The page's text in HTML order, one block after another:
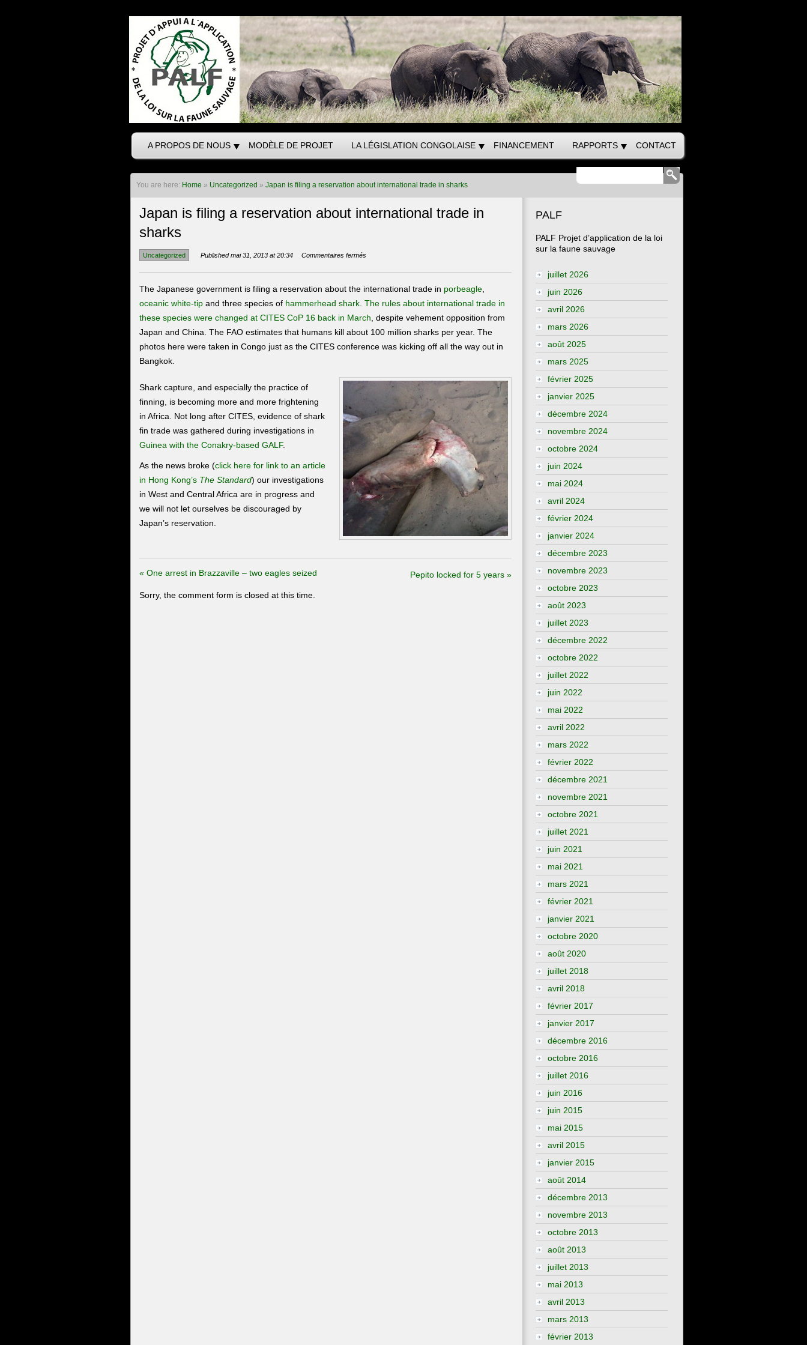
A PROPOS DE NOUS MODÈLE DE PROJET LA LÉGISLATION CONGOLAISE FINANCEMENT RAPPORTS CONTACT
You are here: Home » Uncategorized » Japan is filing a reservation about international trade in sharks
Japan is filing a reservation about international trade in
sharks
Uncategorized Published mai 31, 2013 at 20:34 Commentaires ferméssur
is
filing
reservation
about
international
in
The Japanese government is filing a reservation about the international trade in porbeagle,
oceanic white-tipand three species of hammerhead shark. The rules about international trade in
these species were changed at CITES CoP 16 back in March , despite vehement opposition from
Japan and China. The FAO estimates that humans kill about 100 million sharks per year. The
photos here were taken in Congo just as the CITES conference was kicking off all the way out in
Bangkok.
Shark capture, and especially the practice of
finning, is becoming more and more frightening
in Africa. Not long after CITES, evidence of shark
fin trade was gathered during investigations in
Guinea with the Conakry-based GALF.
As the news broke (click here for link to an article
in Hong Kong’s The Standard) our investigations
in West and Central Africa are in progress and
we will not let ourselves be discouraged by
Japan’s reservation.
« One arrest in Brazzaville – two eagles seized Pepito locked for 5 years »
Sorry, the comment form is closed at this time.
PALF
PALF Projet d’application de la loi
sur la faune sauvage
juillet 2026
juin 2026
avril 2026
mars 2026
août 2025
mars 2025
février 2025
janvier 2025
décembre 2024
novembre 2024
octobre 2024
juin 2024
mai 2024
avril 2024
février 2024
janvier 2024
décembre 2023
novembre 2023
octobre 2023
août 2023
juillet 2023
décembre 2022
octobre 2022
juillet 2022
juin 2022
mai 2022
avril 2022
mars 2022
février 2022
décembre 2021
novembre 2021
octobre 2021
juillet 2021
juin 2021
mai 2021
mars 2021
février 2021
janvier 2021
octobre 2020
août 2020
juillet 2018
avril 2018
février 2017
janvier 2017
décembre 2016
octobre 2016
juillet 2016
juin 2016
juin 2015
mai 2015
avril 2015
janvier 2015
août 2014
décembre 2013
novembre 2013
octobre 2013
août 2013
juillet 2013
mai 2013
avril 2013
mars 2013
février 2013